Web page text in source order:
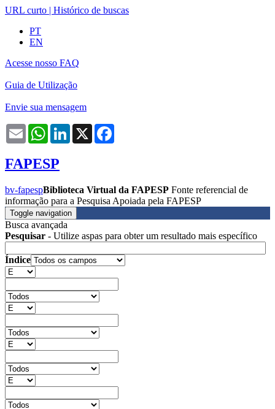
URL curto | Histórico de buscas
PT
EN
Acesse nosso FAQ
Guia de Utilização
Envie sua mensagem
Email WhatsAppLinkedIn
X
FAPESP
bv-fapespBiblioteca Virtual da FAPESP Fonte referencial de
informação para a Pesquisa Apoiada pela FAPESP
Toggle navigation
Busca avançada
Pesquisar - Utilize aspas para obter um resultado mais específico
Índice